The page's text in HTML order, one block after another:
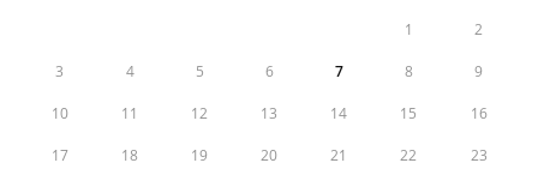
1 2
3 4 5 6 7 8 9
10 11 12 13 14 15 16
17 18 19 20 21 22 23